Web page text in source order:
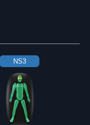
NS3